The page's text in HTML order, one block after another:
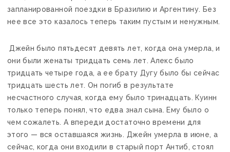
запланированной поездки в Бразилию и Аргентину. Без
нее все это казалось теперь таким пустым и ненужным.
Джейн было пятьдесят девять лет, когда она умерла, и
они были женаты тридцать семь лет. Алекс было
тридцать четыре года, а ее брату Дугу было бы сейчас
тридцать шесть лет. Он погиб в результате
несчастного случая, когда ему было тринадцать. Куинн
только теперь понял, что едва знал сына. Ему было о
чем сожалеть. А впереди достаточно времени для
этого — вся оставшаяся жизнь. Джейн умерла в июне, а
сейчас, когда они входили в старый порт Антиб, стоял